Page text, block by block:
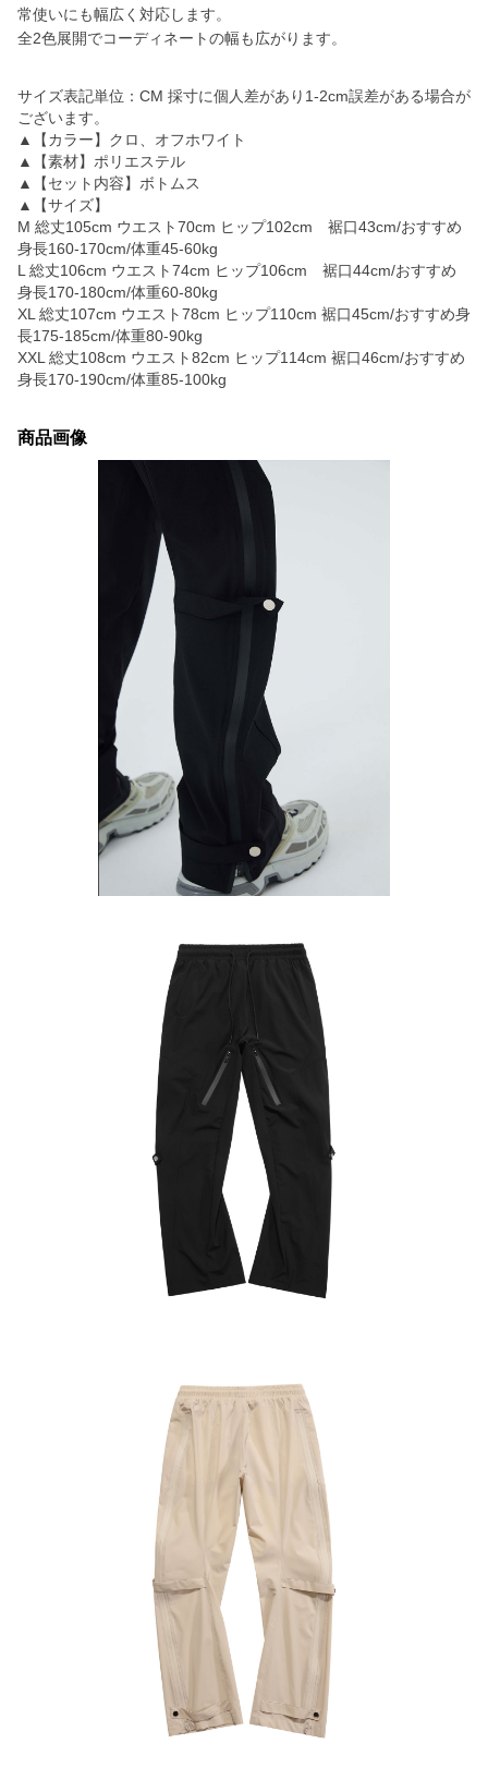
常使いにも幅広く対応します。
全2色展開でコーディネートの幅も広がります。
サイズ表記単位：CM 採寸に個人差があり1-2cm誤差がある場合が
ございます。
▲【カラー】クロ、オフホワイト
▲【素材】ポリエステル
▲【セット内容】ボトムス
▲【サイズ】
M 総丈105cm ウエスト70cm ヒップ102cm 裾口43cm/おすすめ
身長160-170cm/体重45-60kg
L 総丈106cm ウエスト74cm ヒップ106cm 裾口44cm/おすすめ
身長170-180cm/体重60-80kg
XL 総丈107cm ウエスト78cm ヒップ110cm 裾口45cm/おすすめ身
長175-185cm/体重80-90kg
XXL 総丈108cm ウエスト82cm ヒップ114cm 裾口46cm/おすすめ
身長170-190cm/体重85-100kg
商品画像